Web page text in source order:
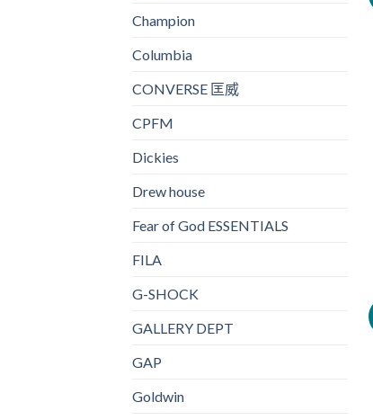
Champion
Columbia
CONVERSE 匡威
CPFM
Dickies
Drew house
Fear of God ESSENTIALS
FILA
G-SHOCK
GALLERY DEPT
GAP
Goldwin